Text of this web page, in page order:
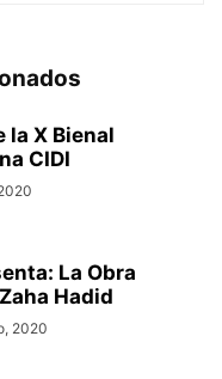
la X Bienal
CIDI
La Obra
Hadid
2020